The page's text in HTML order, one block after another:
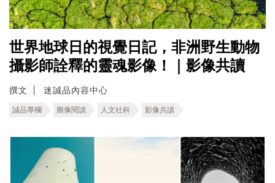
世界地球日的視覺日記，非洲野生動物
攝影師詮釋的靈魂影像！｜影像共讀
撰文 迷誠品內容中心
誠品專欄 圖像閱讀 人文社科 影像共讀